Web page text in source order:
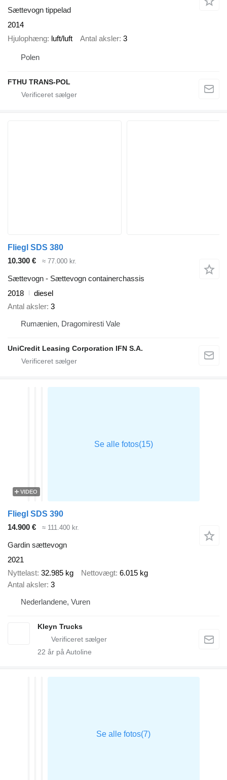
Sættevogn tippelad
2014
Hjulophæng luft/luft Antal aksler 3
Polen
FTHU TRANS-POL
Fliegl SDS 380
10.300 €
≈ 77.000 kr.
Sættevogn - Sættevogn containerchassis
2018
diesel
Antal aksler 3
Rumænien, Dragomiresti Vale
UniCredit Leasing Corporation IFN S.A.
VIDEO
Fliegl SDS 390
14.900 €
≈ 111.400 kr.
Gardin sættevogn
2021
Nyttelast 32.985 kg Nettovægt 6.015 kg
Antal aksler 3
Nederlandene, Vuren
Kleyn Trucks
22 år på Autoline